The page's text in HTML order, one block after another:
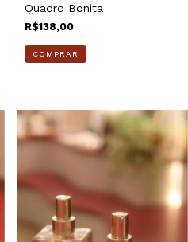
Quadro Bonita
R$138,00
COMPRAR